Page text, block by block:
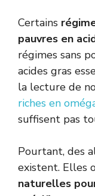
Certains
pauvres en
régimes sans
acides gras
la lecture de
riches en
suffisent pas
Pourtant, des
existent. Elles
naturelles